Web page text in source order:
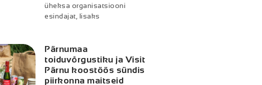
üheksa organisatsiooni
esindajat, lisaks
Pärnumaa
toiduvõrgustiku ja Visit
Pärnu koostöös sündis
piirkonna maitseid